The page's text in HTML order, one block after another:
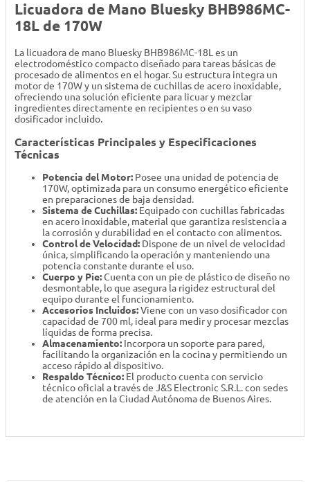
Licuadora de Mano Bluesky BHB986MC-
18L de 170W
La licuadora de mano Bluesky BHB986MC-18L es un
electrodoméstico compacto diseñado para tareas básicas de
procesado de alimentos en el hogar. Su estructura integra un
motor de 170W y un sistema de cuchillas de acero inoxidable,
ofreciendo una solución eficiente para licuar y mezclar
ingredientes directamente en recipientes o en su vaso
dosificador incluido.
Características Principales y Especificaciones
Técnicas
Potencia del Motor: Posee una unidad de potencia de
170W, optimizada para un consumo energético eficiente
en preparaciones de baja densidad.
Sistema de Cuchillas: Equipado con cuchillas fabricadas
en acero inoxidable, material que garantiza resistencia a
la corrosión y durabilidad en el contacto con alimentos.
Control de Velocidad: Dispone de un nivel de velocidad
única, simplificando la operación y manteniendo una
potencia constante durante el uso.
Cuerpo y Pie:Cuenta con un pie de plástico de diseño no
desmontable, lo que asegura la rigidez estructural del
equipo durante el funcionamiento.
Accesorios Incluidos:Viene con un vaso dosificador con
capacidad de 700 ml, ideal para medir y procesar mezclas
líquidas de forma precisa.
Almacenamiento: Incorpora un soporte para pared,
facilitando la organización en la cocina y permitiendo un
acceso rápido al dispositivo.
Respaldo Técnico: El producto cuenta con servicio
técnico oficial a través de J&S Electronic S.R.L. con sedes
de atención en la Ciudad Autónoma de Buenos Aires.